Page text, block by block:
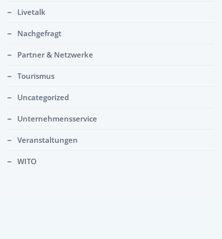
Livetalk
Nachgefragt
Partner & Netzwerke
Tourismus
Uncategorized
Unternehmensservice
Veranstaltungen
WITO